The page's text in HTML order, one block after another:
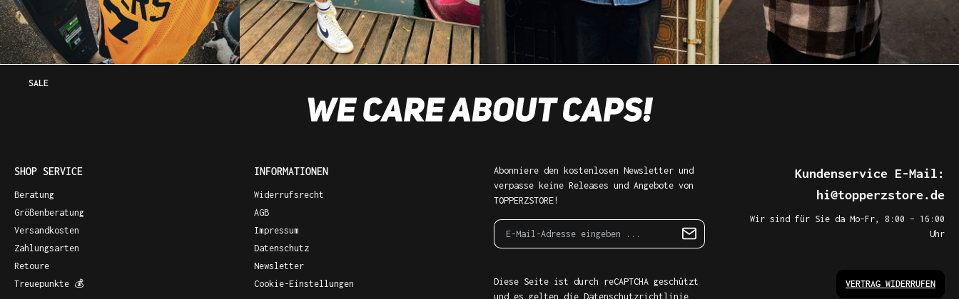
SALE
SHOP SERVICE
Beratung
Größenberatung
Versandkosten
Zahlungsarten
Retoure
Treuepunkte 💰
INFORMATIONEN
Widerrufsrecht
AGB
Impressum
Datenschutz
Newsletter
Cookie-Einstellungen
Abonniere den kostenlosen Newsletter und
verpasse keine Releases und Angebote von
TOPPERZSTORE!
Diese Seite ist durch reCAPTCHA geschützt
und es gelten die Datenschutzrichtlinie
Kundenservice E-Mail:
hi@topperzstore.de
Wir sind für Sie da Mo–Fr, 8:00 – 16:00
Uhr
VERTRAG WIDERRUFEN